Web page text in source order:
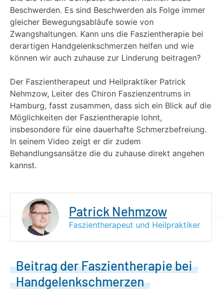
Beschwerden. Es sind Beschwerden als Folge immer
gleicher Bewegungsabläufe sowie von
Zwangshaltungen. Kann uns die Faszientherapie bei
derartigen Handgelenkschmerzen helfen und wie
können wir auch zuhause zur Linderung beitragen?
Der Faszientherapeut und Heilpraktiker Patrick
Nehmzow, Leiter des Chiron Faszienzentrums in
Hamburg, fasst zusammen, dass sich ein Blick auf die
Möglichkeiten der Faszientherapie lohnt,
insbesondere für eine dauerhafte Schmerzbefreiung.
In seinem Video zeigt er dir zudem
Behandlungsansätze die du zuhause direkt angehen
kannst.
Patrick Nehmzow
Faszientherapeut und Heilpraktiker
Beitrag der Faszientherapie bei
Handgelenkschmerzen